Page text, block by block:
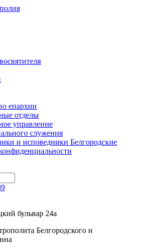
епархии
отделы
управление
служения
и исповедники Белгородские
бульвар 24а
Белгородского и